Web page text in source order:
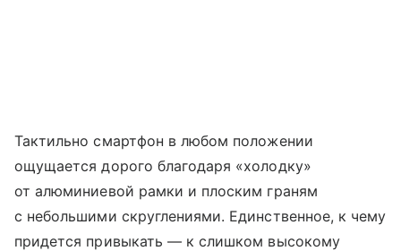
Тактильно смартфон в любом положении
ощущается дорого благодаря «холодку»
от алюминиевой рамки и плоским граням
с небольшими скруглениями. Единственное, к чему
придется привыкать — к слишком высокому